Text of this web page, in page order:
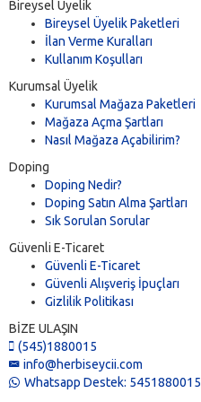
(0)
Pasaj (0)
Pastane & Fırın (0)
Pazar Yeri (0)
Plaza (0)
Plaza Katı & Ofisi (0)
Prova & Kayıt Stüdyosu
Restoran & Lokanta
Sağlık Merkezi (0)
Sinema & Konferans Salonu
Spa, Hamam & Sauna
Spor Tesisi (0)
Taksi Durağı (0)
Tamirhane (0)
Yurt (0)
Bireysel Üyelik
Bireysel Üyelik Paketleri
İlan Verme Kuralları
Kullanım Koşulları
Kurumsal Üyelik
Kurumsal Mağaza Paketleri
Mağaza Açma Şartları
Nasıl Mağaza Açabilirim?
Doping
Doping Nedir?
Doping Satın Alma Şartları
Sık Sorulan Sorular
Güvenli E-Ticaret
Güvenli E-Ticaret
Güvenli Alışveriş İpuçları
Gizlilik Politikası
BİZE ULAŞIN
(545)1880015
info@herbiseycii.com
Whatsapp Destek: 5451880015